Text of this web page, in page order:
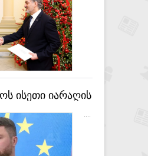
სიგელების
ისეთი იარაღის
დააბრალეს,
წლების
არ